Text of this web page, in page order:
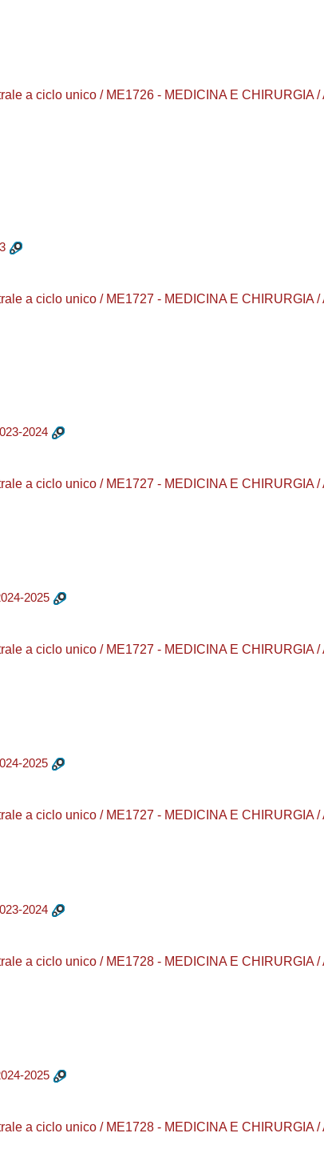
a ciclo unico / ME1726 - MEDICINA E CHIRURGIA /
a ciclo unico / ME1727 - MEDICINA E CHIRURGIA /
2024
a ciclo unico / ME1727 - MEDICINA E CHIRURGIA /
2025
a ciclo unico / ME1727 - MEDICINA E CHIRURGIA /
2025
a ciclo unico / ME1727 - MEDICINA E CHIRURGIA /
2024
a ciclo unico / ME1728 - MEDICINA E CHIRURGIA /
2025
a ciclo unico / ME1728 - MEDICINA E CHIRURGIA /